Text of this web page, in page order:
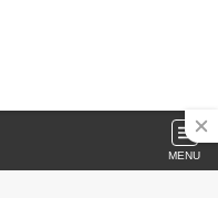
MENU